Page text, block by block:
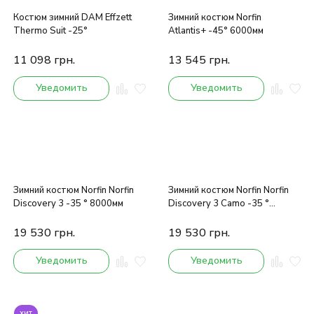
Костюм зимний DAM Effzett
Thermo Suit -25°
11 098 грн.
Уведомить
Зимний костюм Norfin
Atlantis+ -45° 6000мм
13 545 грн.
Уведомить
Зимний костюм Norfin Norfin
Discovery 3 -35 ° 8000мм
19 530 грн.
Уведомить
Зимний костюм Norfin Norfin
Discovery 3 Camo -35 °
19 530 грн.
Уведомить